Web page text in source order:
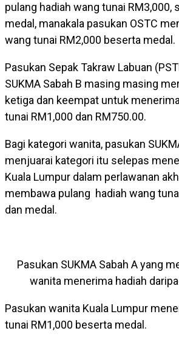
pulang hadiah wang tunai RM3,000,
medal, manakala pasukan OSTC
wang tunai RM2,000 beserta medal.
Pasukan Sepak Takraw Labuan
SUKMA Sabah B masing masing
ketiga dan keempat untuk
tunai RM1,000 dan RM750.00.
Bagi kategori wanita, pasukan
menjuarai kategori itu selepas
Kuala Lumpur dalam perlawanan
membawa pulang hadiah wang
dan medal.
Pasukan SUKMA Sabah A yang
wanita menerima hadiah
Pasukan wanita Kuala Lumpur
tunai RM1,000 beserta medal.